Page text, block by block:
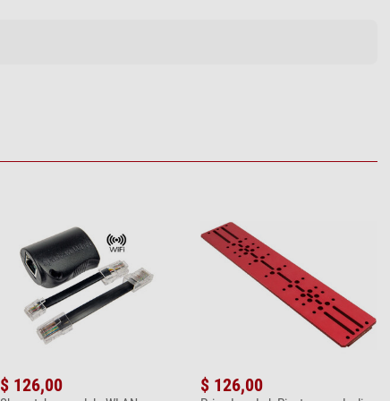
$ 126,00 $ 126,00